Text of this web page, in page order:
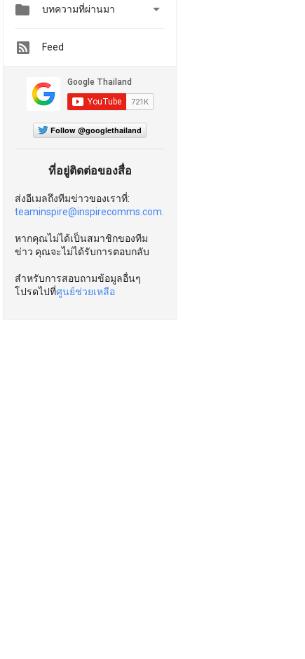
 บทความที่ผ่านมา 
Feed
Follow @googlethailand
ที่อยู่ติดต่อของสื่อ
ส่งอีเมลถึงทีมข่าวของเราที่:
teaminspire@inspirecomms.com.
หากคุณไม่ได้เป็นสมาชิกของทีม
ข่าว คุณจะไม่ได้รับการตอบกลับ
สำหรับการสอบถามข้อมูลอื่นๆ
โปรดไปที่ศูนย์ช่วยเหลือ